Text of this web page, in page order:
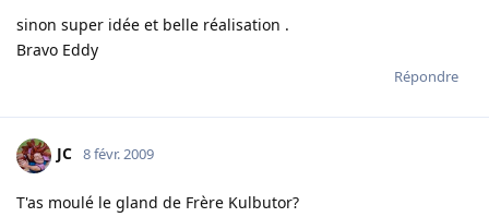
sinon super idée et belle réalisation .
Bravo Eddy
Répondre
JC 8 févr. 2009
T'as moulé le gland de Frère Kulbutor?